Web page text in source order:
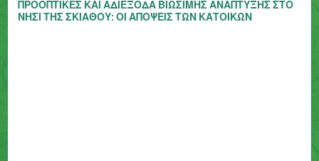
ΠΡΟΟΠΤΙΚΕΣ ΚΑΙ ΑΔΙΕΞΟΔΑ ΒΙΩΣΙΜΗΣ ΑΝΑΠΤΥΞΗΣ ΣΤΟ
ΝΗΣΙ ΤΗΣ ΣΚΙΑΘΟΥ: ΟΙ ΑΠΟΨΕΙΣ ΤΩΝ ΚΑΤΟΙΚΩΝ